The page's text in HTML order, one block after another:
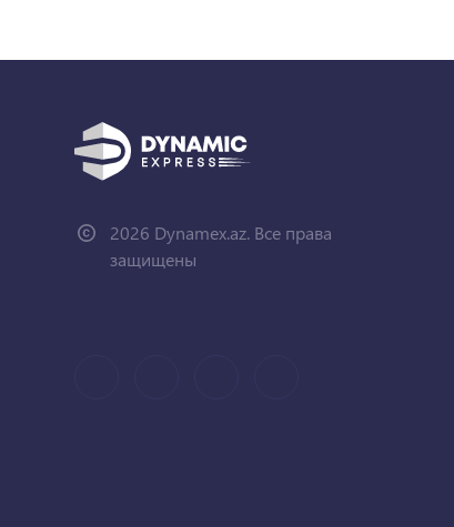
2026 Dynamex.az. Все права
защищены